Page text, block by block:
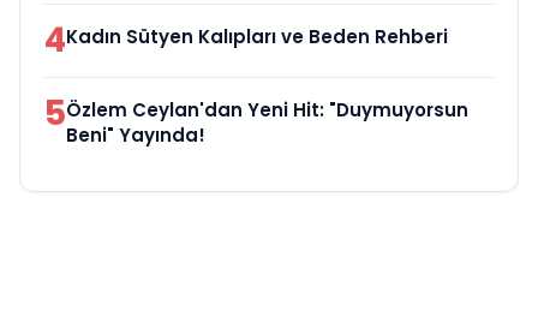
4Kadın Sütyen Kalıpları ve Beden Rehberi
5Özlem Ceylan'dan Yeni Hit: "Duymuyorsun
Beni" Yayında!